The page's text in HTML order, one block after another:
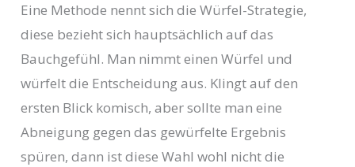
Eine Methode nennt sich die Würfel-Strategie,
diese bezieht sich hauptsächlich auf das
Bauchgefühl. Man nimmt einen Würfel und
würfelt die Entscheidung aus. Klingt auf den
ersten Blick komisch, aber sollte man eine
Abneigung gegen das gewürfelte Ergebnis
spüren, dann ist diese Wahl wohl nicht die